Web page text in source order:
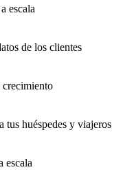
escala
de los clientes
crecimiento
tus huéspedes y viajeros
escala